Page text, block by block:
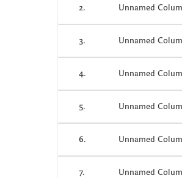
2. Unnamed
3. Unnamed
4. Unnamed
5. Unnamed
6. Unnamed
7. Unnamed